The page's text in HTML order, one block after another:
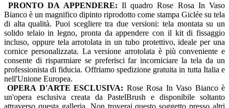
PRONTO DA APPENDERE: Il quadro Rose Rosa In Vaso
Bianco è un magnifico dipinto riprodotto come stampa Giclée su tela
di alta qualità. Puoi scegliere tra due versioni: tela montata su un
solido telaio in legno, pronta da appendere con il kit di fissaggio
incluso, oppure tela arrotolata in un tubo protettivo, ideale per una
cornice personalizzata. La versione arrotolata è più conveniente e
consente di risparmiare se preferisci far incorniciare la tela da un
professionista di fiducia. Offriamo spedizione gratuita in tutta Italia e
nell'Unione Europea.
OPERA D'ARTE ESCLUSIVA: Rose Rosa In Vaso Bianco è
un'opera esclusiva creata da PastelBrush e disponibile soltanto
attraverso questa galleria. Non troverai questo soggetto presso altri